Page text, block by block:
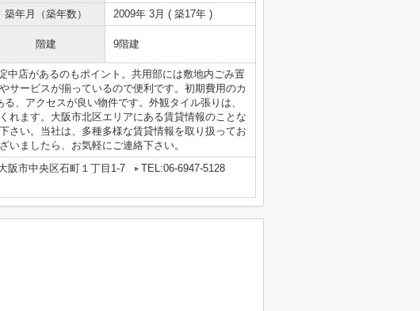
築年月（築年数） 2009年 3月 ( 築17年 )
階建 9階建
中店があるのもポイント。共用部には敷地内ごみ置
サービスが揃っているので便利です。初期費用のカ
、アクセスが良い物件です。外観タイル張りは、
れます。大阪市北区エリアにある賃貸情報のことな
さい。当社は、多種多様な賃貸情報を取り扱ってお
いましたら、お気軽にご連絡下さい。
阪市中央区石町１丁目1-7
TEL:06-6947-5128